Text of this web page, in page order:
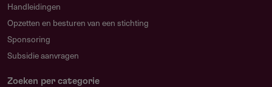
Voorwaarden
Welke voorwaarden gelden?
Handleidingen
Opzetten en besturen van een stichting
Sponsoring
Subsidie aanvragen
Zoeken per categorie